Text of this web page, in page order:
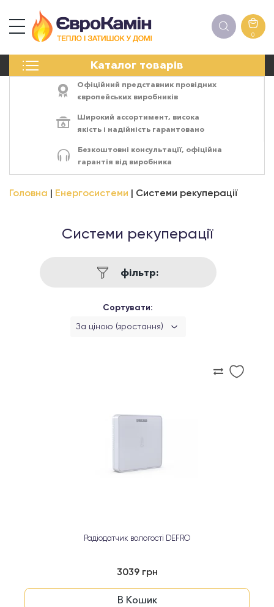
0
Каталог товарів
ПЕЧІ
ЕЛЕКТРОКАМІНИ
АКСЕСУАРИ
Офіційний представник провідних
європейських виробників
Широкий ассортимент, висока
якість і надійність гарантовано
Безкоштовні консультації, офіційна
гарантія від виробника
Головна Енергосистеми Системи рекуперації
Системи рекуперації
фільтр:
Сортувати:
За ціною (зростання)
Радіодатчик вологості DEFRO
3039 грн
В Кошик